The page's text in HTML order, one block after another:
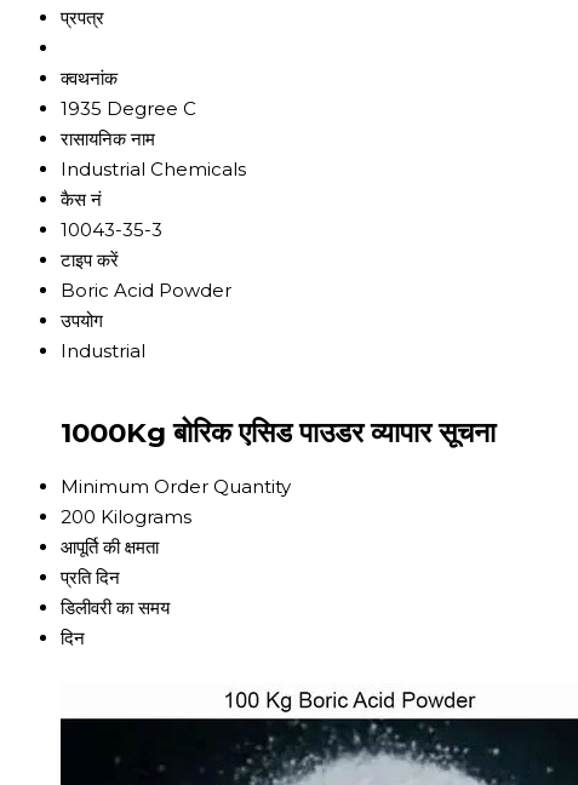
प्रपत्र
क्वथनांक
1935 Degree C
रासायनिक नाम
Industrial Chemicals
कैस नं
10043-35-3
टाइप करें
Boric Acid Powder
उपयोग
Industrial
1000Kg बोरिक एसिड पाउडर व्यापार सूचना
Minimum Order Quantity
200 Kilograms
आपूर्ति की क्षमता
प्रति दिन
डिलीवरी का समय
दिन